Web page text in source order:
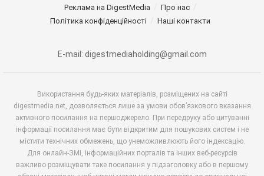
Реклама на DigestMedia
Про нас
Політика конфіденційності
Наші контакти
E-mail: digestmediaholding@gmail.com
Використання будь-яких матеріалів, розміщених на сайті
digestmedia.net, дозволяється лише за умови обов’язкового вказання
активного посилання на першоджерело. При передруку або цитуванні
інформації посилання має бути відкритим для пошукових систем і не
містити технічних обмежень, що унеможливлюють його індексацію.
Для онлайн-ЗМІ, інформаційних порталів та інших веб-ресурсів
важливо розміщувати таке посилання у підзаголовку або в першому